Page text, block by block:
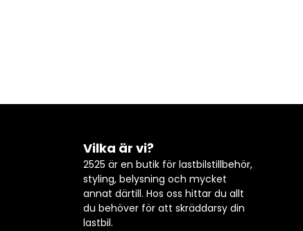
Vilka är vi?
2525 är en butik för lastbilstillbehör,
styling, belysning och mycket
annat därtill. Hos oss hittar du allt
du behöver för att skräddarsy din
lastbil.